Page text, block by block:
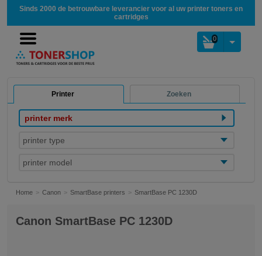
Sinds 2000 de betrouwbare leverancier voor al uw printer toners en
cartridges
0
Printer Zoeken
printer merk
printer type
printer model
Home Canon SmartBase printers SmartBase PC 1230D
Canon SmartBase PC 1230D